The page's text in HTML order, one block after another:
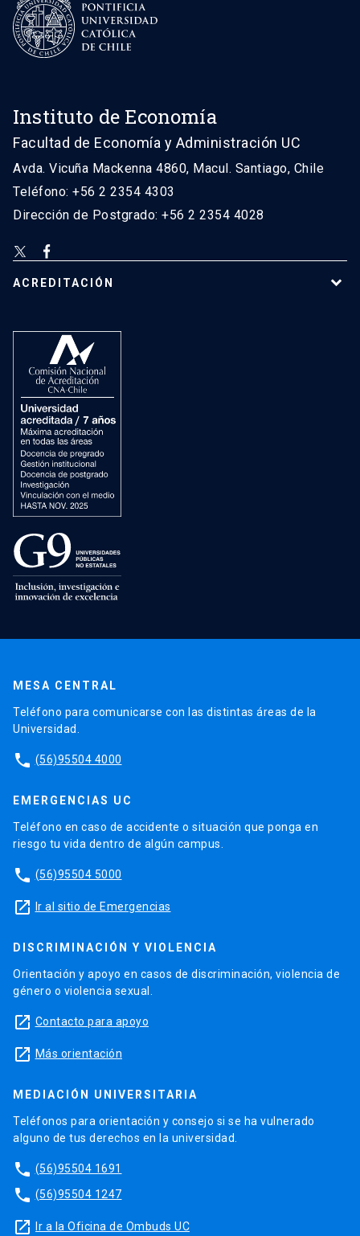
Instituto de Economía
Facultad de Economía y Administración UC
Avda. Vicuña Mackenna 4860, Macul. Santiago, Chile
Teléfono: +56 2 2354 4303
Dirección de Postgrado: +56 2 2354 4028
ACREDITACIÓN
MESA CENTRAL
Teléfono para comunicarse con las distintas áreas de la
Universidad.
phone (56)95504 4000
EMERGENCIAS UC
Teléfono en caso de accidente o situación que ponga en
riesgo tu vida dentro de algún campus.
phone (56)95504 5000
launch Ir al sitio de Emergencias
DISCRIMINACIÓN Y VIOLENCIA
Orientación y apoyo en casos de discriminación, violencia de
género o violencia sexual.
launch Contacto para apoyo
launch Más orientación
MEDIACIÓN UNIVERSITARIA
Teléfonos para orientación y consejo si se ha vulnerado
alguno de tus derechos en la universidad.
phone (56)95504 1691
phone (56)95504 1247
launch Ir a la Oficina de Ombuds UC